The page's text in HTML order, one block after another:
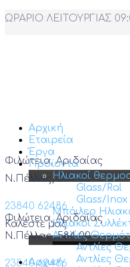
ΩΡΑΡΙΟ ΛΕΙΤΟΥΡΓΙΑΣ
Φιλώτεια, Αριδαίας
Ν.Πέλλας, 584 00
23840 62486
Καλέστε μας
Αρχική
Εταιρεία
Έργα
Προϊόντα
Ηλιακοί
Glass/Ral
Glass/Inox
Μπόιλερ
Ηλιακοί
Αντλίες
Αντλίες
Αντλίες
Φιλώτεια, Αριδαίας
Ν.Πέλλας, 584 00
23840 62486
Αρχική